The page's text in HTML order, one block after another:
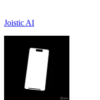
Joistic AI